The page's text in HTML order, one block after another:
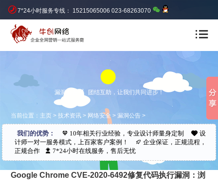
7*24小时服务专线： 15215065006 023-68263070
漏洞公告 团结互助，让我们共同进步！
当前位置： 主页 >技术资讯 > 网络安全 >漏洞公告 >
我们的优势： 10年相关行业经验，专业设计师量身定制
设
计师一对一服务模式，上百家客户案例！
企业保证，正规流程，
正规合作
7*24小时在线服务，售后无忧
Google Chrome CVE-2020-6492修复代码执行漏洞：浏